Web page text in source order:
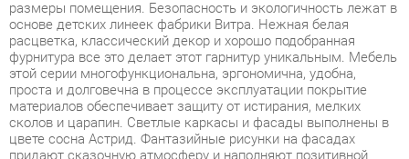
этой серии многофункциональна, эргономична, удобна,
проста и долговечна в процессе эксплуатации покрытие
материалов обеспечивает защиту от истирания, мелких
сколов и царапин. Светлые каркасы и фасады выполнены в
цвете сосна Астрид. Фантазийные рисунки на фасадах
придают сказочную атмосферу и наполняют позитивной
энергией комнату Вашего ребенка. Коллекция Мегаполис -
это отличный вариант для построения оптимального
пространства даже небольшой комнаты. В данной серии на
передний план выходит эргономика модули комбинируются